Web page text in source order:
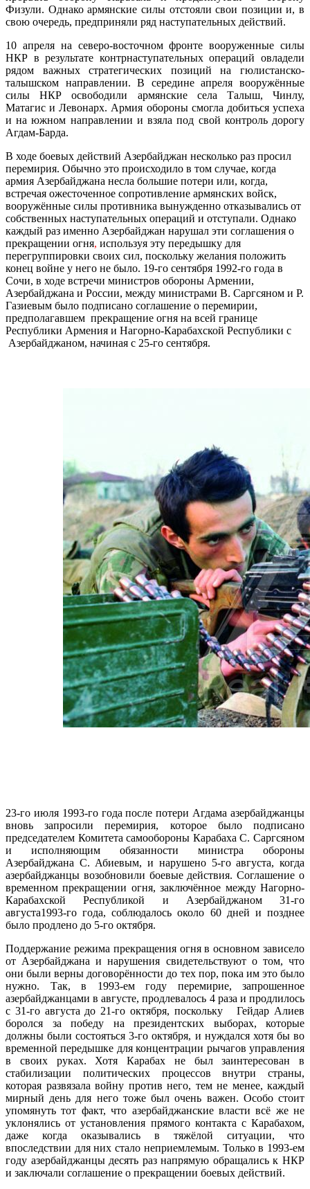
Физули. Однако армянские силы отстояли свои позиции и, в
свою очередь, предприняли ряд наступательных действий.
10 апреля на северо-восточном фронте вооруженные силы
НКР в результате контрнаступательных операций овладели
рядом важных стратегических позиций на гюлистанско-
талышском направлении. В середине апреля вооружённые
силы НКР освободили армянские села Талыш, Чинлу,
Матагис и Левонарх. Армия обороны смогла добиться успеха
и на южном направлении и взяла под свой контроль дорогу
Агдам-Барда.
В ходе боевых действий Азербайджан несколько раз просил
перемирия. Обычно это происходило в том случае, когда
армия Азербайджана несла большие потери или, когда,
встречая ожесточенное сопротивление армянских войск,
вооружённые силы противника вынужденно отказывались от
собственных наступательных операций и отступали. Однако
каждый раз именно Азербайджан нарушал эти соглашения о
прекращении огня, используя эту передышку для
перегруппировки своих сил, поскольку желания положить
конец войне у него не было. 19-го сентября 1992-го года в
Сочи, в ходе встречи министров обороны Армении,
Азербайджана и России, между министрами В. Саргсяном и Р.
Газиевым было подписано соглашение о перемирии,
предполагавшем прекращение огня на всей границе
Республики Армения и Нагорно-Карабахской Республики с
Азербайджаном, начиная с 25-го сентября.
23-го июля 1993-го года после потери Агдама азербайджанцы
вновь запросили перемирия, которое было подписано
председателем Комитета самообороны Карабаха С. Саргсяном
и исполняющим обязанности министра обороны
Азербайджана С. Абиевым, и нарушено 5-го августа, когда
азербайджанцы возобновили боевые действия. Соглашение о
временном прекращении огня, заключённое между Нагорно-
Карабахской Республикой и Азербайджаном 31-го
августа1993-го года, соблюдалось около 60 дней и позднее
было продлено до 5-го октября.
Поддержание режима прекращения огня в основном зависело
от Азербайджана и нарушения свидетельствуют о том, что
они были верны договорённости до тех пор, пока им это было
нужно. Так, в 1993-ем году перемирие, запрошенное
азербайджанцами в августе, продлевалось 4 раза и продлилось
с 31-го августа до 21-го октября, поскольку Гейдар Алиев
боролся за победу на президентских выборах, которые
должны были состояться 3-го октября, и нуждался хотя бы во
временной передышке для концентрации рычагов управления
в своих руках. Хотя Карабах не был заинтересован в
стабилизации политических процессов внутри страны,
которая развязала войну против него, тем не менее, каждый
мирный день для него тоже был очень важен. Особо стоит
упомянуть тот факт, что азербайджанские власти всё же не
уклонялись от установления прямого контакта с Карабахом,
даже когда оказывались в тяжёлой ситуации, что
впоследствии для них стало неприемлемым. Только в 1993-ем
году азербайджанцы десять раз напрямую обращались к НКР
и заключали соглашение о прекращении боевых действий.